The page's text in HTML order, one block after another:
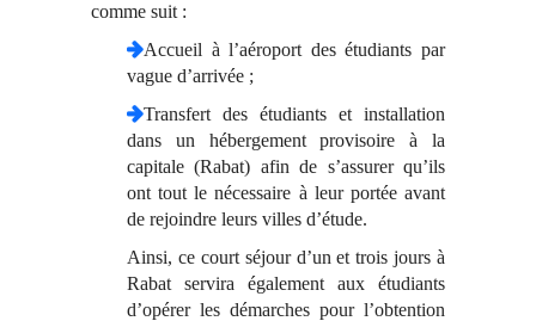
comme suit :
Accueil à l’aéroport des étudiants par
vague d’arrivée ;
Transfert des étudiants et installation
dans un hébergement provisoire à la
capitale (Rabat) afin de s’assurer qu’ils
ont tout le nécessaire à leur portée avant
de rejoindre leurs villes d’étude.
Ainsi, ce court séjour d’un et trois jours à
Rabat servira également aux étudiants
d’opérer les démarches pour l’obtention